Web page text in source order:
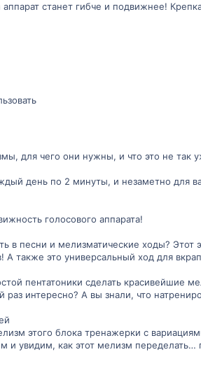
станет гибче и подвижнее!
для чего они нужны, и что это не так
день по 2 минуты, и незаметно для
голосового аппарата!
в песни и мелизматические ходы? Этот
также это универсальный ход для
пентатоники сделать красивейшие
интересно? А вы знали, что
этого блока тренажерки с
и увидим, как этот мелизм переделать…